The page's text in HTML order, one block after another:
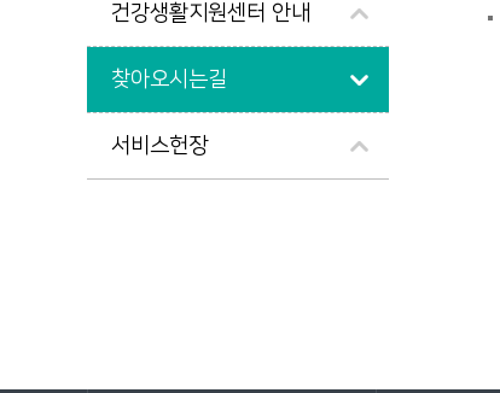
건강생활지원센터 안내
찾아오시는길
서비스헌장
바로가기 서비스